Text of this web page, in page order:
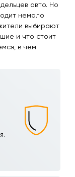
авто. Но
немало
выбирают
и что стоит
в чём